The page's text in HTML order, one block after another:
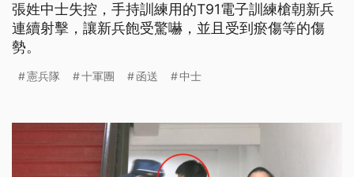
張姓中士失控，手持訓練用的T91電子訓練槍朝新兵
連續射擊，讓新兵飽受驚嚇，並且受到瘀傷等的傷
勢。
憲兵隊 十軍團 函送 中士